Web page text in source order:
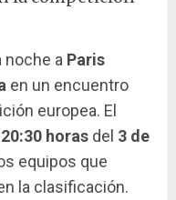
noche a Paris
en un encuentro
europea. El
20:30 horas del 3 de
equipos que
la clasificación.